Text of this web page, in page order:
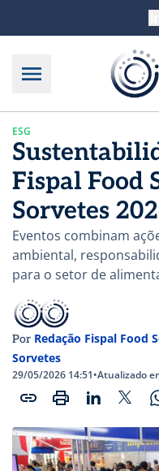
ESG
Fispal Food
Sorvetes
Eventos combinam
ambiental,
para o setor de
Por Redação Fispal Food
Sorvetes
29/05/2026 14:51•Atualizado